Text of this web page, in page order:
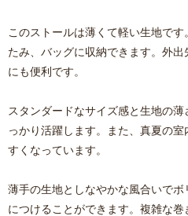
このストールは薄くて軽い生地で
たみ、バッグに収納できます。外
にも便利です。
スタンダードなサイズ感と生地の
っかり活躍します。また、真夏の
すくなっています。
薄手の生地としなやかな風合いで
につけることができます。複雑な